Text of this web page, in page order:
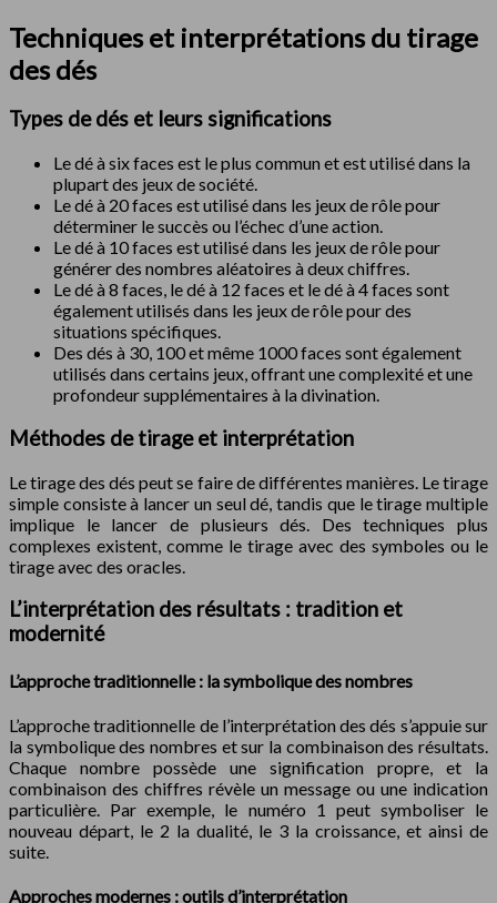
Techniques et interprétations du tirage
des dés
Types de dés et leurs significations
Le dé à six faces est le plus commun et est utilisé dans la
plupart des jeux de société.
Le dé à 20 faces est utilisé dans les jeux de rôle pour
déterminer le succès ou l’échec d’une action.
Le dé à 10 faces est utilisé dans les jeux de rôle pour
générer des nombres aléatoires à deux chiffres.
Le dé à 8 faces, le dé à 12 faces et le dé à 4 faces sont
également utilisés dans les jeux de rôle pour des
situations spécifiques.
Des dés à 30, 100 et même 1000 faces sont également
utilisés dans certains jeux, offrant une complexité et une
profondeur supplémentaires à la divination.
Méthodes de tirage et interprétation
Le tirage des dés peut se faire de différentes manières. Le tirage
simple consiste à lancer un seul dé, tandis que le tirage multiple
implique le lancer de plusieurs dés. Des techniques plus
complexes existent, comme le tirage avec des symboles ou le
tirage avec des oracles.
L’interprétation des résultats : tradition et
modernité
L’approche traditionnelle : la symbolique des nombres
L’approche traditionnelle de l’interprétation des dés s’appuie sur
la symbolique des nombres et sur la combinaison des résultats.
Chaque nombre possède une signification propre, et la
combinaison des chiffres révèle un message ou une indication
particulière. Par exemple, le numéro 1 peut symboliser le
nouveau départ, le 2 la dualité, le 3 la croissance, et ainsi de
suite.
Approches modernes : outils d’interprétation